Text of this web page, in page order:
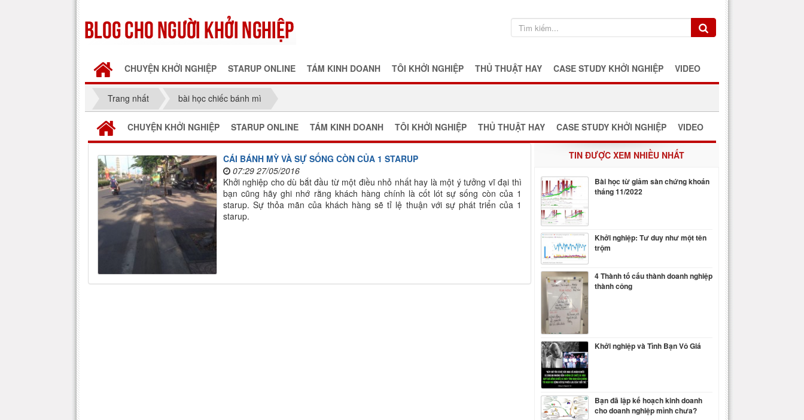
CHUYỆN KHỞI NGHIỆP STARUP ONLINE TÁM KINH DOANH TÔI KHỞI NGHIỆP THỦ THUẬT HAY CASE STUDY KHỞI NGHIỆP VIDEO
Trang nhất bài học chiếc bánh mì
CHUYỆN KHỞI NGHIỆP STARUP ONLINE TÁM KINH DOANH TÔI KHỞI NGHIỆP THỦ THUẬT HAY CASE STUDY KHỞI NGHIỆP VIDEO
CÁI BÁNH MỲ VÀ SỰ SỐNG CÒN CỦA 1 STARUP
07:29 27/05/2016
Khởi nghiệp cho dù bắt đầu từ một điều nhỏ nhất hay là một ý tưởng vĩ đại thì
bạn cũng hãy ghi nhớ rằng khách hàng chính là cốt lót sự sống còn của 1
starup. Sự thỏa mãn của khách hàng sẽ tỉ lệ thuận với sự phát triển của 1
starup.
TIN ĐƯỢC XEM NHIỀU NHẤT
Bài học từ giảm sàn chứng khoán
tháng 11/2022
Khởi nghiệp: Tư duy như một tên
trộm
4 Thành tố cấu thành doanh nghiệp
thành công
Khởi nghiệp và Tình Bạn Vô Giá
Bạn đã lập kế hoạch kinh doanh
cho doanh nghiệp mình chưa?